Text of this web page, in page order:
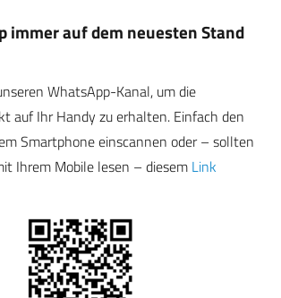
immer auf dem neuesten Stand
WhatsApp-Kanal, um die
auf Ihr Handy zu erhalten. Einfach den
Smartphone einscannen oder – sollten
Ihrem Mobile lesen – diesem Link